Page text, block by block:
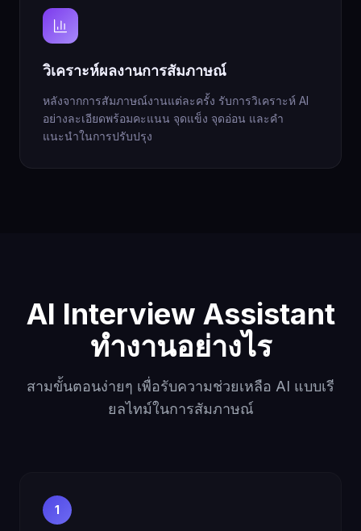
วิเคราะห์ผลงานการสัมภาษณ์
หลังจากการสัมภาษณ์งานแต่ละครั้ง รับการวิเคราะห์ AI
อย่างละเอียดพร้อมคะแนน จุดแข็ง จุดอ่อน และคำ
แนะนำในการปรับปรุง
AI Interview Assistant
ทำงานอย่างไร
สามขั้นตอนง่ายๆ เพื่อรับความช่วยเหลือ AI แบบเรี
ยลไทม์ในการสัมภาษณ์
1